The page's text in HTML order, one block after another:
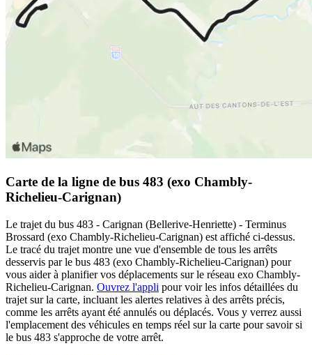
Carte de la ligne de bus 483 (exo Chambly-
Richelieu-Carignan)
Le trajet du bus 483 - Carignan (Bellerive-Henriette) - Terminus
Brossard (exo Chambly-Richelieu-Carignan) est affiché ci-dessus.
Le tracé du trajet montre une vue d'ensemble de tous les arrêts
desservis par le bus 483 (exo Chambly-Richelieu-Carignan) pour
vous aider à planifier vos déplacements sur le réseau exo Chambly-
Richelieu-Carignan. Ouvrez l'appli pour voir les infos détaillées du
trajet sur la carte, incluant les alertes relatives à des arrêts précis,
comme les arrêts ayant été annulés ou déplacés. Vous y verrez aussi
l'emplacement des véhicules en temps réel sur la carte pour savoir si
le bus 483 s'approche de votre arrêt.